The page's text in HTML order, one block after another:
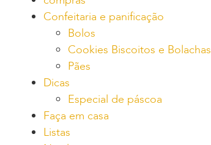
Confeitaria e panificação
Bolos
Cookies Biscoitos e Bolachas
Pães
Dicas
Especial de páscoa
Faça em casa
Listas